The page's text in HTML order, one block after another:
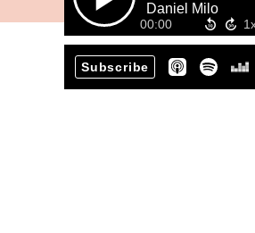
Daniel Milo
00:00
Subscribe